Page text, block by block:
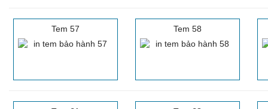
Tem 57 Tem 58